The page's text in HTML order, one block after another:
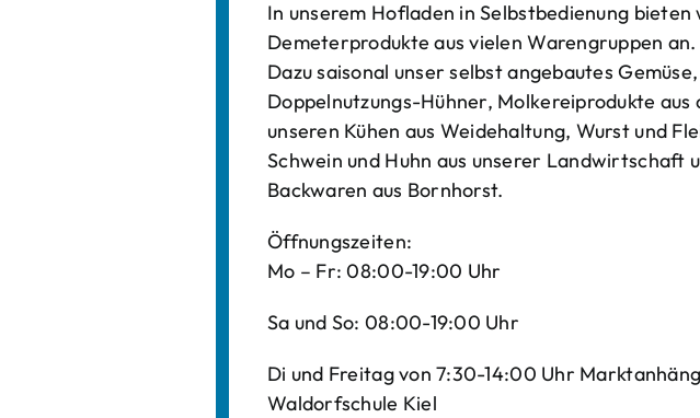
In unserem Hofladen in Selbstbedienung bieten
Demeterprodukte aus vielen Warengruppen an.
Dazu saisonal unser selbst angebautes
Doppelnutzungs-Hühner, Molkereiprodukte aus
unseren Kühen aus Weidehaltung, Wurst und
Schwein und Huhn aus unserer Landwirtschaft
Backwaren aus Bornhorst.
Öffnungszeiten:
Mo – Fr: 08:00-19:00 Uhr
Sa und So: 08:00-19:00 Uhr
Di und Freitag von 7:30-14:00 Uhr
Waldorfschule Kiel